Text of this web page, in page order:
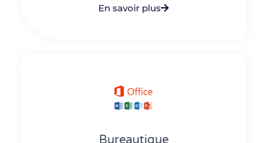
En savoir plus
Bureautique